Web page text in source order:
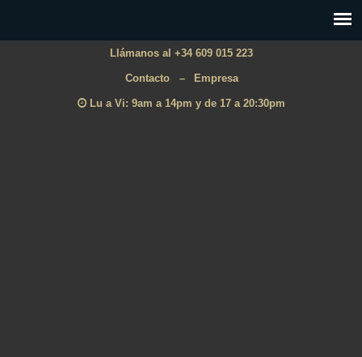
Llámanos al +34 609 015 223
Contacto – Empresa
Lu a Vi: 9am a 14pm y de 17 a 20:30pm